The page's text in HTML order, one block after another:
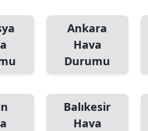
Ankara
Hava
Durumu
Balıkesir
Hava